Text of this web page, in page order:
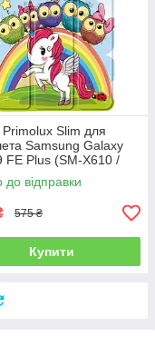
Slim для
Samsung Galaxy
FE Plus (SM-X610 /
12.4" - Unicorn
до відправки
575 ₴
Купити